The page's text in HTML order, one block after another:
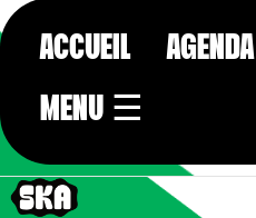
ACCUEIL AGENDA
MENU ☰